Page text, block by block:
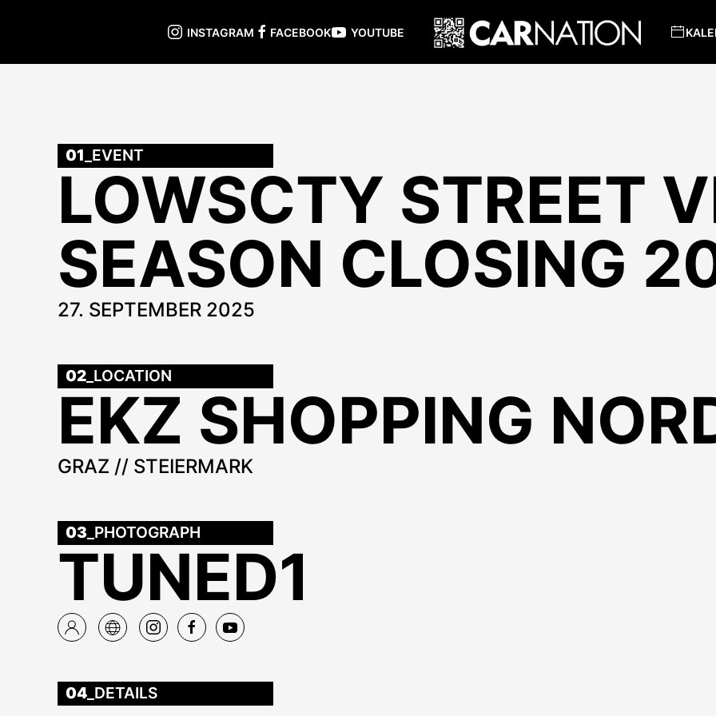
INSTAGRAM FACEBOOK YOUTUBE
01 _EVENT
LOWSCTY STREET
SEASON CLOSING
27. SEPTEMBER 2025
02 _LOCATION
EKZ SHOPPING
GRAZ // STEIERMARK
03 _PHOTOGRAPH
TUNED1
04 _DETAILS